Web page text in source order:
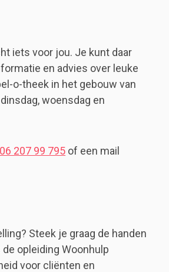
iets voor jou. Je kunt daar
en advies over leuke
o-theek in het gebouw van
woensdag en
06 207 99 795 of een mail
Steek je graag de handen
opleiding Woonhulp
voor cliënten en